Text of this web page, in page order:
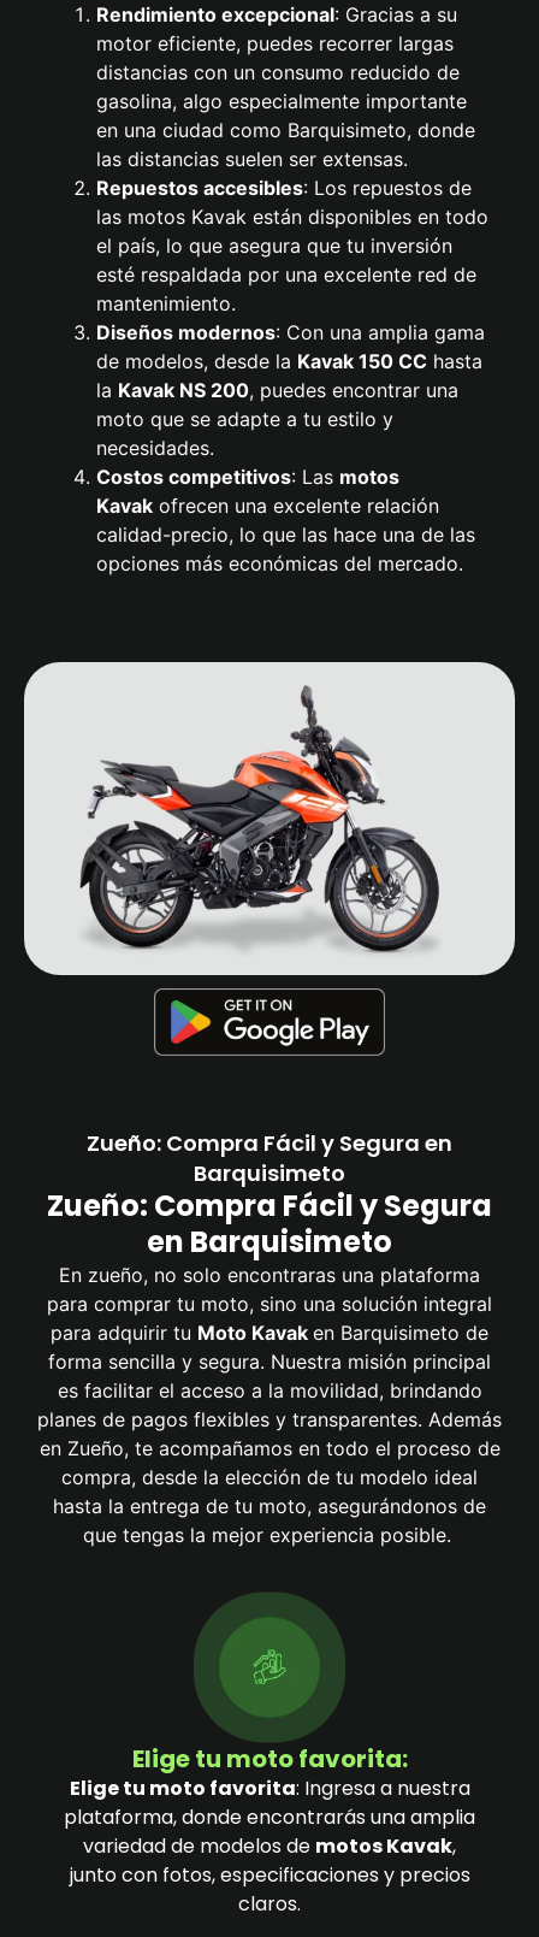
Rendimiento excepcional: Gracias a su
motor eficiente, puedes recorrer largas
distancias con un consumo reducido de
gasolina, algo especialmente importante
en una ciudad como Barquisimeto, donde
las distancias suelen ser extensas.
Repuestos accesibles: Los repuestos de
las motos Kavak están disponibles en todo
el país, lo que asegura que tu inversión
esté respaldada por una excelente red de
mantenimiento.
Diseños modernos: Con una amplia gama
de modelos, desde la Kavak 150 CC hasta
la Kavak NS 200, puedes encontrar una
moto que se adapte a tu estilo y
necesidades.
Costos competitivos: Las motos
Kavak ofrecen una excelente relación
calidad-precio, lo que las hace una de las
opciones más económicas del mercado.
Zueño: Compra Fácil y Segura en
Barquisimeto
Zueño: Compra Fácil y Segura
en Barquisimeto
En zueño, no solo encontraras una plataforma
para comprar tu moto, sino una solución integral
para adquirir tu Moto Kavak en Barquisimeto de
forma sencilla y segura. Nuestra misión principal
es facilitar el acceso a la movilidad, brindando
planes de pagos flexibles y transparentes. Además
en Zueño, te acompañamos en todo el proceso de
compra, desde la elección de tu modelo ideal
hasta la entrega de tu moto, asegurándonos de
que tengas la mejor experiencia posible.
Elige tu moto favorita:
Elige tu moto favorita: Ingresa a nuestra
plataforma, donde encontrarás una amplia
variedad de modelos de motos Kavak,
junto con fotos, especificaciones y precios
claros.